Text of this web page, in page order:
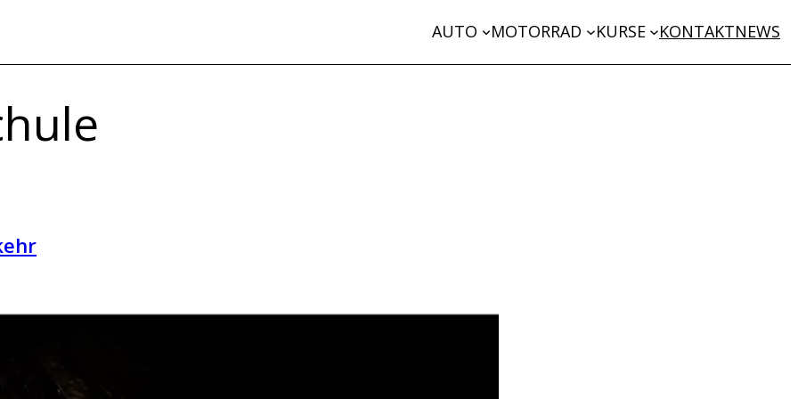
AUTO MOTORRAD KURSE KONTAKTNEWS